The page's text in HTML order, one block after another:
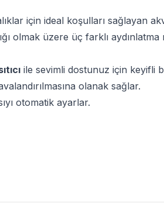
için ideal koşulları sağlayan
olmak üzere üç farklı
ile sevimli dostunuz için keyifli
olanak sağlar.
otomatik ayarlar.